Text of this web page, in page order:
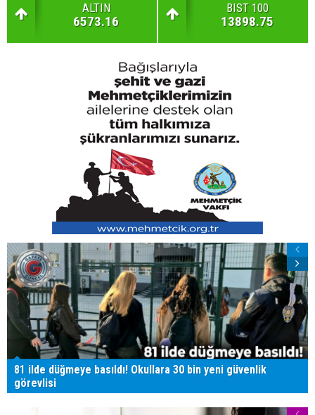
ALTIN
6573.16
BIST 100
13898.75
81 ilde düğmeye basıldı! Okullara 30 bin yeni güvenlik
görevlisi